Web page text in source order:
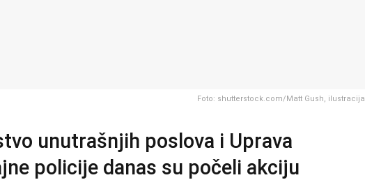
Foto: shutterstock.com/Matt Gush, ilustracija
unutrašnjih poslova i Uprava
policije danas su počeli akciju